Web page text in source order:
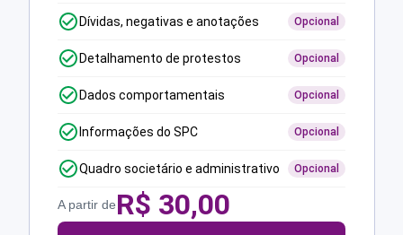
Dívidas, negativas e anotações Opcional
Detalhamento de protestos Opcional
Dados comportamentais Opcional
Informações do SPC Opcional
Quadro societário e administrativo Opcional
A partir deR$ 30,00